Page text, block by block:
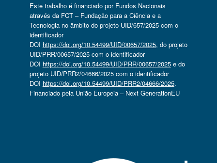
Este trabalho é financiado por Fundos Nacionais
através da FCT – Fundação para a Ciência e a
Tecnologia no âmbito do projeto UID/657/2025 com o
identificador
DOI https://doi.org/10.54499/UID/00657/2025, do projeto
UID/PRR/00657/2025 com o identificador
DOI https://doi.org/10.54499/UID/PRR/00657/2025e do
projeto UID/PRR2/04666/2025 com o identificador
DOI https://doi.org/10.54499/UID/PRR2/04666/2025.
Financiado pela União Europeia – Next GenerationEU